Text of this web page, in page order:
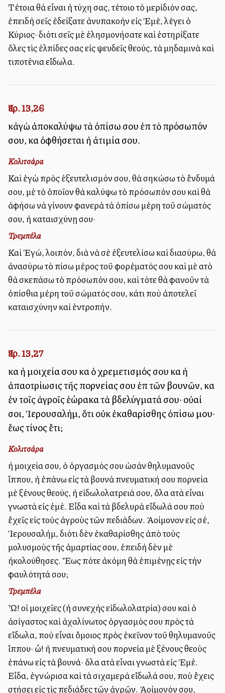
Τέτοια θὰ εἶναι ἡ τύχη σας, τέτοιο τὸ μερίδιόν σας,
ἐπειδὴ σεῖς ἐδείξατε ἀνυπακοὴν εἰς Ἐμέ, λέγει ὁ
Κύριος· διότι σεῖς μὲ ἐλησμονήσατε καὶ ἐστηρίξατε
ὅλες τὶς ἐλπίδες σας εἰς ψευδεῖς θεούς, τὰ μηδαμινὰ καὶ
τιποτένια εἴδωλα.
Ἰερ. 13,26
κἀγὼ ἀποκαλύψω τὰ ὀπίσω σου ἐπὶ τὸ πρόσωπόν
σου, καὶ ὀφθήσεται ἡ ἀτιμία σου.
Κολιτσάρα
Καὶ ἐγὼ πρὸς ἐξευτελισμόν σου, θὰ σηκώσω τὸ ἔνδυμά
σου, μὲ τὸ ὁποῖον θὰ καλύψω τὸ πρόσωπόν σου καὶ θὰ
ἀφήσω νὰ γίνουν φανερὰ τὰ ὀπίσω μέρη τοῦ σώματός
σου, ἡ καταισχύνῃ σου·
Τρεμπέλα
Καὶ Ἐγώ, λοιπόν, διὰ νὰ σὲ ἐξευτελίσω καὶ διασύρω, θὰ
ἀνασύρω τὸ πίσω μέρος τοῦ φορέματός σου καὶ μὲ αὐτὸ
θὰ σκεπάσω τὸ πρόσωπόν σου, καὶ τότε θὰ φανοῦν τὰ
ὀπίσθια μέρη τοῦ σώματός σου, κάτι ποὺ ἀποτελεῖ
καταισχύνην καὶ ἐντροπήν.
Ἰερ. 13,27
καὶ ἡ μοιχεία σου καὶ ὁ χρεμετισμός σου καὶ ἡ
ἀπαλλοτρίωσις τῆς πορνείας σου ἐπὶ τῶν βουνῶν, καὶ
ἐν τοῖς ἀγροῖς ἑώρακα τὰ βδελύγματά σου· οὐαί
σοι, Ἱερουσαλήμ, ὅτι οὐκ ἐκαθαρίσθης ὀπίσω μου·
ἕως τίνος ἔτι;
Κολιτσάρα
ἡ μοιχεία σου, ὁ ὀργασμός σου ὡσὰν θηλυμανοῦς
ἵππου, ἡ ἐπάνω εἰς τὰ βουνὰ πνευματική σου πορνεία
μὲ ξένους θεούς, ἡ εἰδωλολατρειά σου, ὅλα αὐτὰ εἶναι
γνωστὰ εἰς ἐμέ. Εἶδα καὶ τὰ βδελυρὰ εἴδωλά σου ποὺ
ἔχεῖς εἰς τοὺς ἀγροὺς τῶν πεδιάδων. Ἀλλοίμονον εἰς σέ,
Ἱερουσαλήμ, διότι δὲν ἐκαθαρίσθης ἀπὸ τοὺς
μολυσμοὺς τῆς ἁμαρτίας σου, ἐπειδὴ δὲν μὲ
ἠκολούθησες. Ἕως πότε ἀκόμη θὰ ἐπιμένῃς εἰς τὴν
φαυλότητά σου;
Τρεμπέλα
Ὦ! οἱ μοιχεῖες (ἡ συνεχὴς εἰδωλολατρία) σου καὶ ὁ
ἀσίγαστος καὶ ἀχαλίνωτος ὀργασμός σου πρὸς τὰ
εἴδωλα, ποὺ εἶναι ὅμοιος πρὸς ἐκεῖνον τοῦ θηλυμανοῦς
ἵππου· ὦ! ἡ πνευματική σου πορνεία μὲ ξένους θεοὺς
ἐπάνω εἰς τὰ βουνά· ὅλα αὐτὰ εἶναι γνωστὰ εἰς Ἐμέ.
Εἶδα, ἐγνώρισα καὶ τὰ σιχαμερὰ εἴδωλά σου, ποὺ ἔχεις
στήσει εἰς τὶς πεδιάδες τῶν ἀγρῶν. Ἀλλοίμονόν σου,